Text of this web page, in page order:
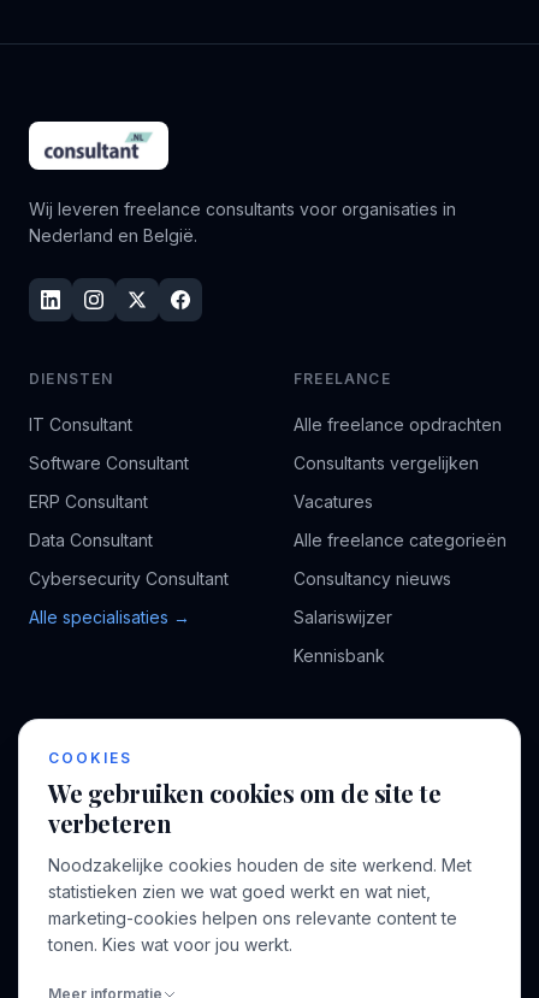
Wij leveren freelance consultants voor organisaties in
Nederland en België.
DIENSTEN
IT Consultant
Software Consultant
ERP Consultant
Data Consultant
Cybersecurity Consultant
Alle specialisaties →
FREELANCE
Alle freelance opdrachten
Consultants vergelijken
Vacatures
Alle freelance categorieën
Consultancy nieuws
Salariswijzer
Kennisbank
BEDRIJF
Bedrijven
Blog
Contact
VOOR CONSULTANTS
Inloggen
COOKIES
We gebruiken cookies om de site te
verbeteren
Noodzakelijke cookies houden de site werkend. Met
statistieken zien we wat goed werkt en wat niet,
marketing-cookies helpen ons relevante content te
tonen. Kies wat voor jou werkt.
Meer informatie